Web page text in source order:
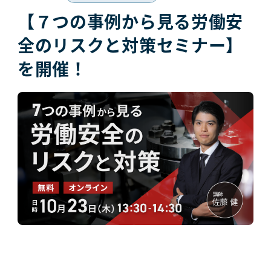
【７つの事例から見る労働安
全のリスクと対策セミナー】
を開催！